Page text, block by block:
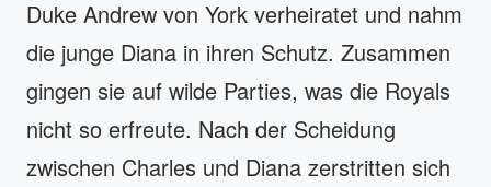
Duke Andrew von York verheiratet und nahm
die junge Diana in ihren Schutz. Zusammen
gingen sie auf wilde Parties, was die Royals
nicht so erfreute. Nach der Scheidung
zwischen Charles und Diana zerstritten sich